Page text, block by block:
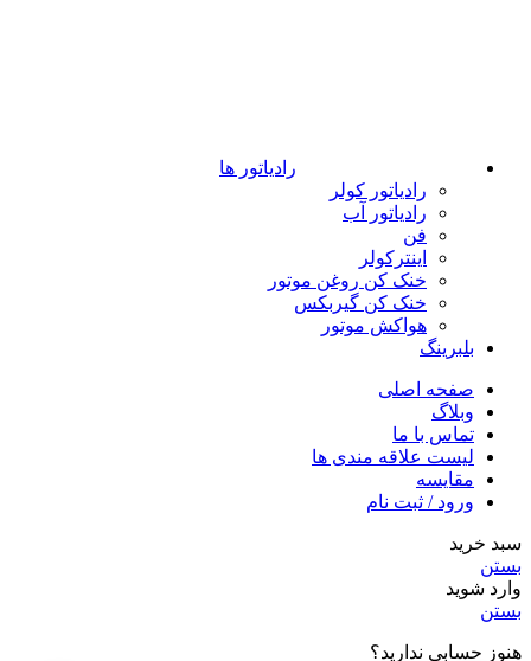
رادیاتور ها
رادیاتور کولر
رادیاتور آب
فن
اینترکولر
خنک کن روغن موتور
خنک کن گیربکس
هواکش موتور
بلبرینگ
صفحه اصلی
وبلاگ
تماس با ما
لیست علاقه مندی ها
مقایسه
ورود / ثبت نام
سبد خرید
بستن
وارد شوید
بستن
هنوز حسابی ندارید؟